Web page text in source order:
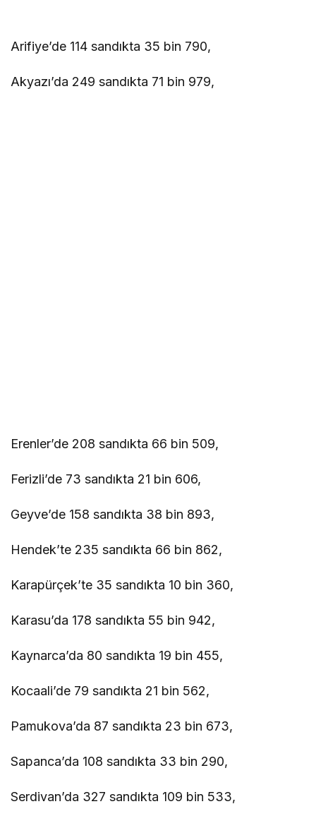
Arifiye’de 114 sandıkta 35 bin 790,
Akyazı’da 249 sandıkta 71 bin 979,
Erenler’de 208 sandıkta 66 bin 509,
Ferizli’de 73 sandıkta 21 bin 606,
Geyve’de 158 sandıkta 38 bin 893,
Hendek’te 235 sandıkta 66 bin 862,
Karapürçek’te 35 sandıkta 10 bin 360,
Karasu’da 178 sandıkta 55 bin 942,
Kaynarca’da 80 sandıkta 19 bin 455,
Kocaali’de 79 sandıkta 21 bin 562,
Pamukova’da 87 sandıkta 23 bin 673,
Sapanca’da 108 sandıkta 33 bin 290,
Serdivan’da 327 sandıkta 109 bin 533,